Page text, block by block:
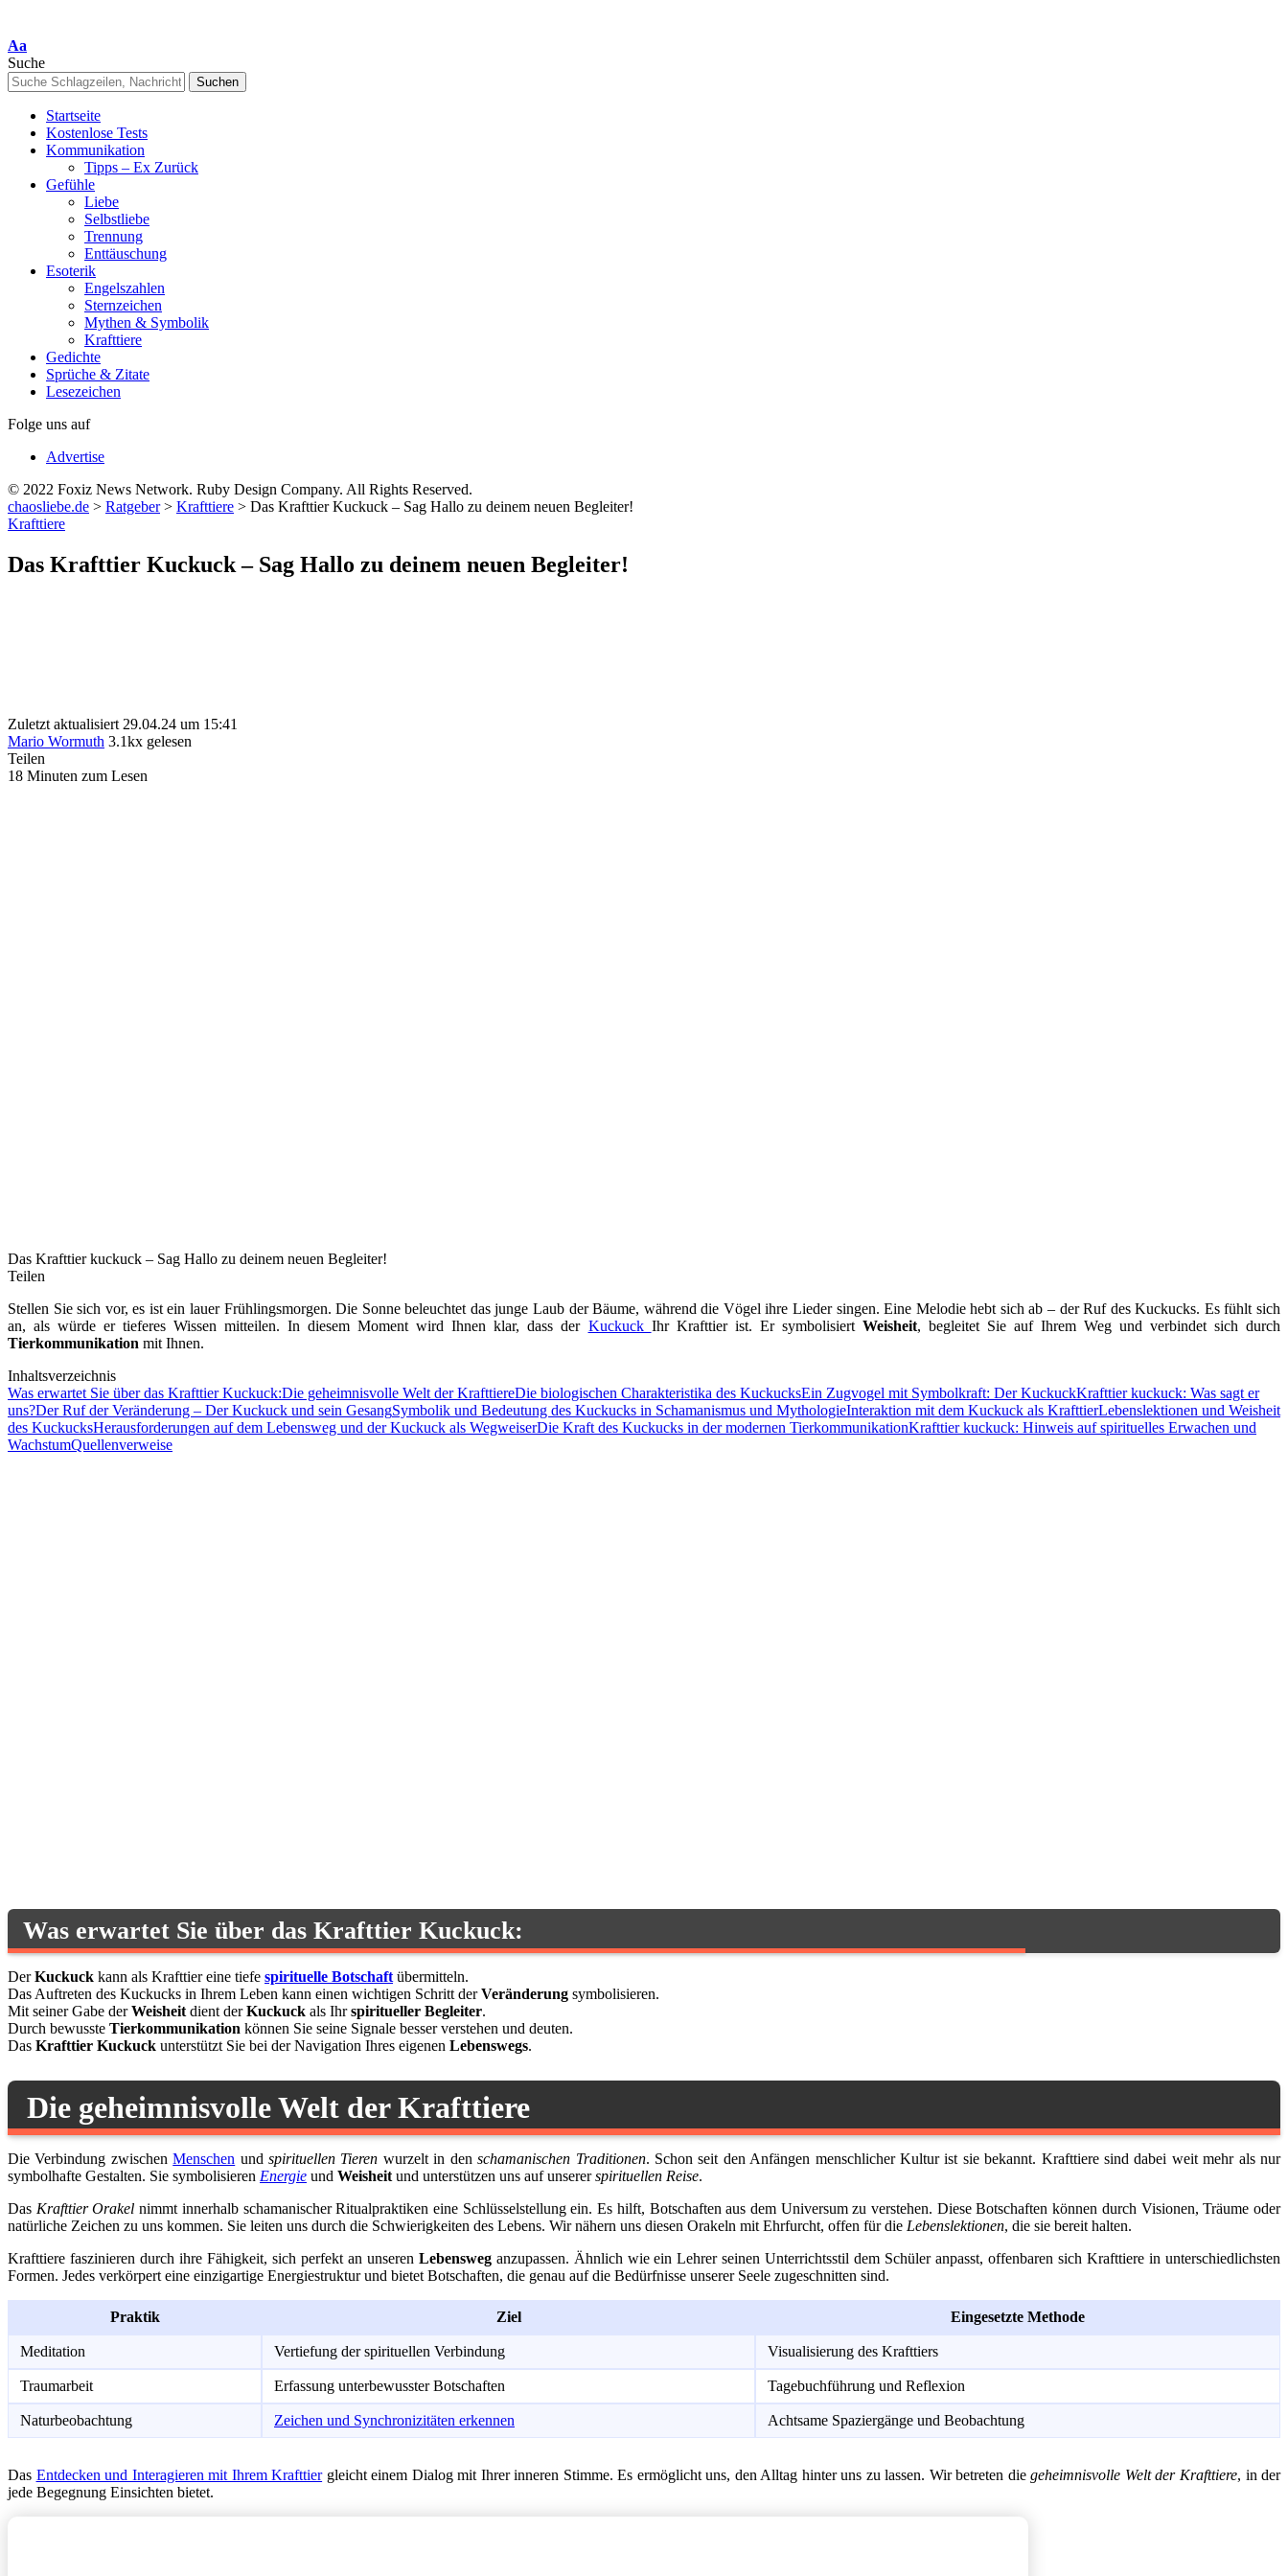
Font
Resizer
Aa
Suche
Startseite
Kostenlose Tests
Kommunikation
Tipps – Ex Zurück
Gefühle
Liebe
Selbstliebe
Trennung
Enttäuschung
Esoterik
Engelszahlen
Sternzeichen
Mythen & Symbolik
Krafttiere
Gedichte
Sprüche & Zitate
Lesezeichen
Folge uns auf
Advertise
© 2022 Foxiz News Network. Ruby Design Company. All Rights Reserved.
chaosliebe.de > Ratgeber> Krafttiere > Das Krafttier Kuckuck – Sag Hallo zu deinem neuen Begleiter!
Krafttiere
Das Krafttier Kuckuck – Sag Hallo zu deinem neuen Begleiter!
Zuletzt aktualisiert 29.04.24 um 15:41
Mario Wormuth 3.1kx gelesen
Teilen
18 Minuten zum Lesen
Das Krafttier kuckuck – Sag Hallo zu deinem neuen Begleiter!
Teilen
Stellen Sie sich vor, es ist ein lauer Frühlingsmorgen. Die Sonne beleuchtet das junge Laub der Bäume, während die Vögel ihre Lieder singen. Eine Melodie hebt sich ab – der Ruf des Kuckucks. Es fühlt sich
an, als würde er tieferes Wissen mitteilen. In diesem Moment wird Ihnen klar, dass der Kuckuck Ihr Krafttier ist. Er symbolisiert Weisheit, begleitet Sie auf Ihrem Weg und verbindet sich durch
Tierkommunikation mit Ihnen.
Inhaltsverzeichnis
Was erwartet Sie über das Krafttier Kuckuck:Die geheimnisvolle Welt der KrafttiereDie biologischen Charakteristika des KuckucksEin Zugvogel mit Symbolkraft: Der KuckuckKrafttier kuckuck: Was sagt er
uns?Der Ruf der Veränderung – Der Kuckuck und sein GesangSymbolik und Bedeutung des Kuckucks in Schamanismus und MythologieInteraktion mit dem Kuckuck als KrafttierLebenslektionen und Weisheit
des KuckucksHerausforderungen auf dem Lebensweg und der Kuckuck als WegweiserDie Kraft des Kuckucks in der modernen TierkommunikationKrafttier kuckuck: Hinweis auf spirituelles Erwachen und
WachstumQuellenverweise
Was erwartet Sie über das Krafttier Kuckuck:
DerKuckuck kann als Krafttier eine tiefe spirituelle Botschaftübermitteln.
Das Auftreten des Kuckucks in Ihrem Leben kann einen wichtigen Schritt derVeränderung symbolisieren.
Mit seiner Gabe derWeisheitdient derKuckuck als Ihrspiritueller Begleiter.
Durch bewusste Tierkommunikation können Sie seine Signale besser verstehen und deuten.
Das Krafttier Kuckuck unterstützt Sie bei der Navigation Ihres eigenen Lebenswegs.
Die geheimnisvolle Welt der Krafttiere
Die Verbindung zwischenMenschen undspirituellen Tieren wurzelt in denschamanischen Traditionen. Schon seit den Anfängen menschlicher Kultur ist sie bekannt. Krafttiere sind dabei weit mehr als nur
symbolhafte Gestalten. Sie symbolisieren Energie und Weisheit und unterstützen uns auf unsererspirituellen Reise.
Das Krafttier Orakel nimmt innerhalb schamanischer Ritualpraktiken eine Schlüsselstellung ein. Es hilft, Botschaften aus dem Universum zu verstehen. Diese Botschaften können durch Visionen, Träume oder
natürliche Zeichen zu uns kommen. Sie leiten uns durch die Schwierigkeiten des Lebens. Wir nähern uns diesen Orakeln mit Ehrfurcht, offen für die Lebenslektionen, die sie bereit halten.
Krafttiere faszinieren durch ihre Fähigkeit, sich perfekt an unseren Lebensweganzupassen. Ähnlich wie ein Lehrer seinen Unterrichtsstil dem Schüler anpasst, offenbaren sich Krafttiere in unterschiedlichsten
Formen. Jedes verkörpert eine einzigartige Energiestruktur und bietet Botschaften, die genau auf die Bedürfnisse unserer Seele zugeschnitten sind.
Praktik Ziel Eingesetzte Methode
Meditation Vertiefung der spirituellen Verbindung Visualisierung des Krafttiers
Traumarbeit Erfassung unterbewusster Botschaften Tagebuchführung und Reflexion
Naturbeobachtung Zeichen und Synchronizitäten erkennen Achtsame Spaziergänge und Beobachtung
Das Entdecken und Interagieren mit Ihrem Krafttiergleicht einem Dialog mit Ihrer inneren Stimme. Es ermöglicht uns, den Alltag hinter uns zu lassen. Wir betreten diegeheimnisvolle Welt der Krafttiere, in der
jede Begegnung Einsichten bietet.